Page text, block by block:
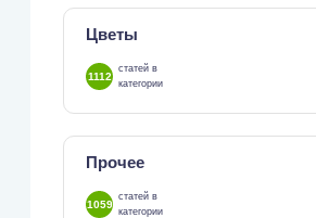
Цветы
1112
статей в
категории
Прочее
1059
статей в
категории